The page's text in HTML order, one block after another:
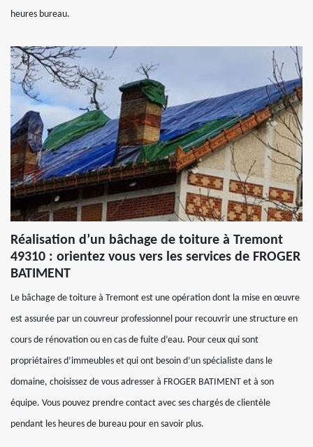
heures bureau.
Réalisation d’un bâchage de toiture à Tremont
49310 : orientez vous vers les services de FROGER
BATIMENT
Le bâchage de toiture à Tremont est une opération dont la mise en œuvre
est assurée par un couvreur professionnel pour recouvrir une structure en
cours de rénovation ou en cas de fuite d’eau. Pour ceux qui sont
propriétaires d’immeubles et qui ont besoin d’un spécialiste dans le
domaine, choisissez de vous adresser à FROGER BATIMENT et à son
équipe. Vous pouvez prendre contact avec ses chargés de clientèle
pendant les heures de bureau pour en savoir plus.